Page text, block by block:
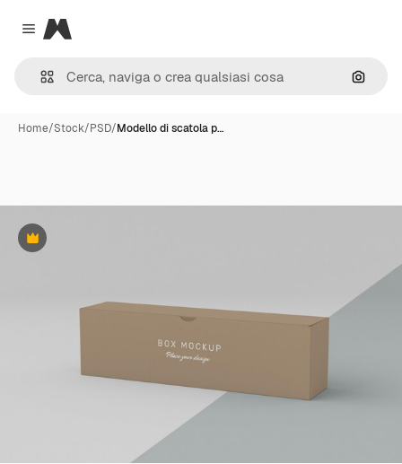
Close menu
Magnific
Cerca
Home/Stock/PSD/Modello di scatola p…
Premium